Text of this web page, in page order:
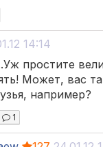
14:14
простите
Может, вас
например?
1